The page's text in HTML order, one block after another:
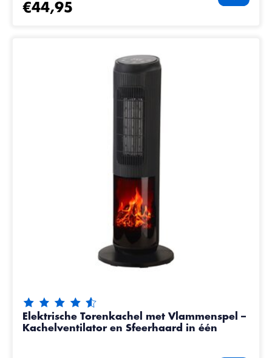
€44,95
De beoordeling van dit product is4.8 van de 5
Elektrische Torenkachel met Vlammenspel –
Kachelventilator en Sfeerhaard in één